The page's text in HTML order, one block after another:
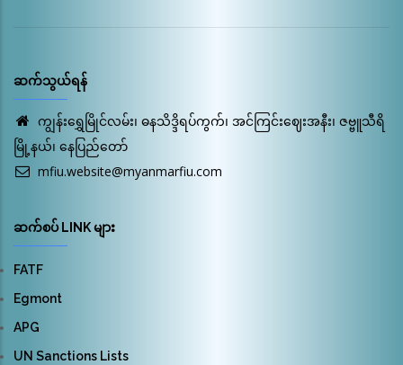
ဆက်သွယ်ရန်
ကျွန်းရွှေမြိုင်လမ်း၊ ဓနသိဒ္ဒိရပ်ကွက်၊ အင်ကြင်းဈေးအနီး၊ ဇဗ္ဗူသီရိ
မြို့နယ်၊ နေပြည်တော်
mfiu.website@myanmarfiu.com
ဆက်စပ် LINK များ
FATF
Egmont
APG
UN Sanctions Lists